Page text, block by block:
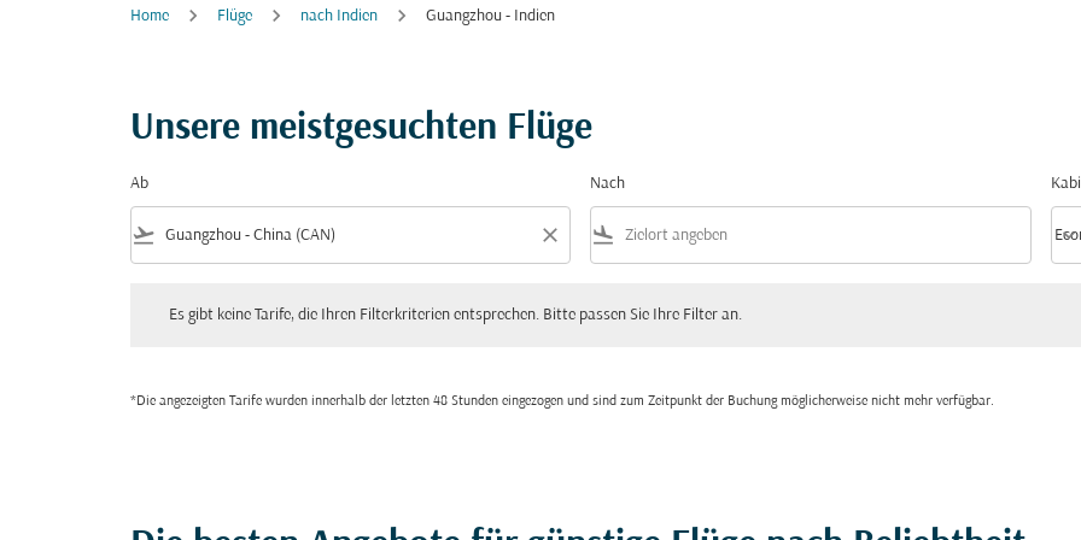
Home Flüge nach Indien Guangzhou - Indien
Unsere meistgesuchten Flüge
Ab
flight_takeoff close
Nach
flight_land keyboard_arrow_down
Es gibt keine Tarife, die Ihren Filterkriterien entsprechen. Bitte passen Sie Ihre Filter an.
*Die angezeigten Tarife wurden innerhalb der letzten 48 Stunden eingezogen und sind zum Zeitpunkt der Buchung möglicherweise nicht mehr verfügbar.